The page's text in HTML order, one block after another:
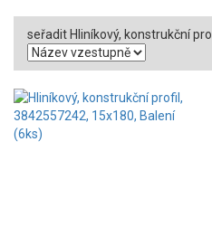
seřadit Hliníkový, konstrukční